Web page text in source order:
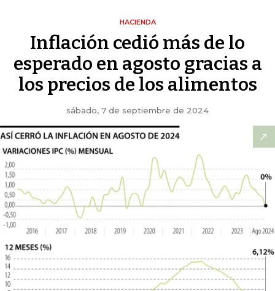
HACIENDA
Inflación cedió más de lo
esperado en agosto gracias a
los precios de los alimentos
sábado, 7 de septiembre de 2024